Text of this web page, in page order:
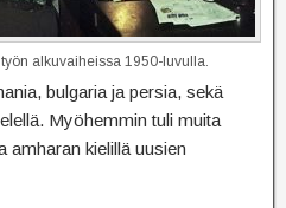
alkuvaiheissa 1950-luvulla.
bulgaria ja persia, sekä
Myöhemmin tuli muita
amharan kielillä uusien